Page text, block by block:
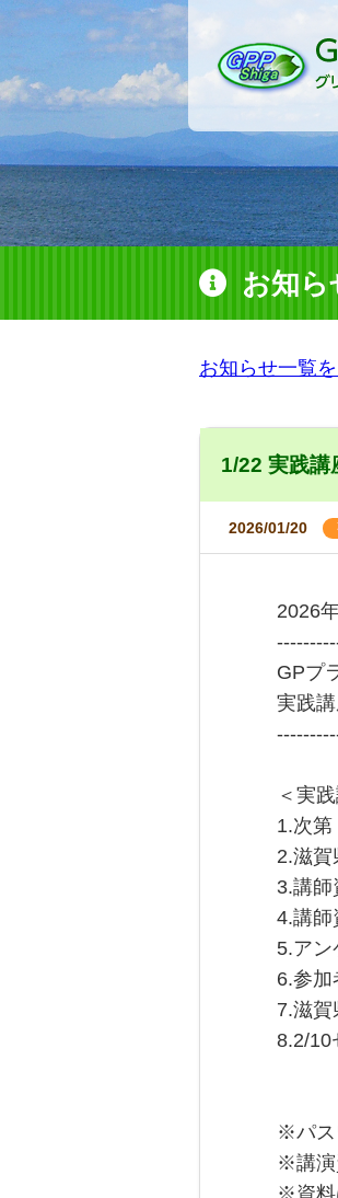
お知ら
お知らせ一覧
1/22 実践講
2026/01/20
2026
GPプ
実践
＜実
1.次第
2.滋賀
3.講師
4.講師
5.アン
6.参加
7.滋賀
8.2/10
※パス
※講演
※資料